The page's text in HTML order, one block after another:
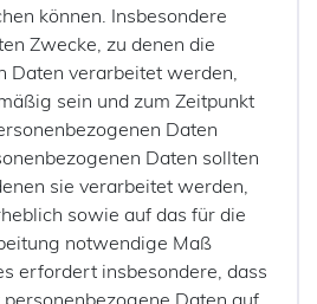
können. Insbesondere
Zwecke, zu denen die
Daten verarbeitet werden,
sein und zum Zeitpunkt
Daten
Daten sollten
sie verarbeitet werden,
sowie auf das für die
notwendige Maß
erfordert insbesondere, dass
Daten auf